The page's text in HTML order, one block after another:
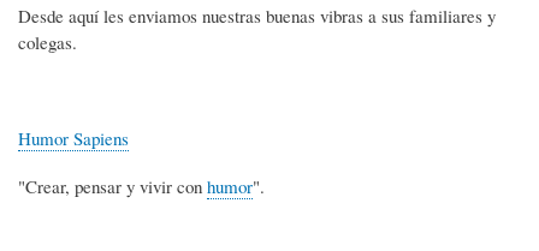
Desde aquí les enviamos nuestras buenas vibras a sus familiares y
colegas.
Humor Sapiens
"Crear, pensar y vivir con humor".